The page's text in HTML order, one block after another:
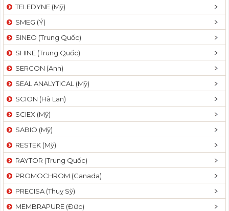
n
TELEDYNE (Mỹ)
SMEG (Ý)
SINEO (Trung Quốc)
SHINE (Trung Quốc)
SERCON (Anh)
SEAL ANALYTICAL (Mỹ)
SCION (Hà Lan)
SCIEX (Mỹ)
SABIO (Mỹ)
RESTEK (Mỹ)
RAYTOR (Trung Quốc)
PROMOCHROM (Canada)
PRECISA (Thuỵ Sỹ)
MEMBRAPURE (Đức)